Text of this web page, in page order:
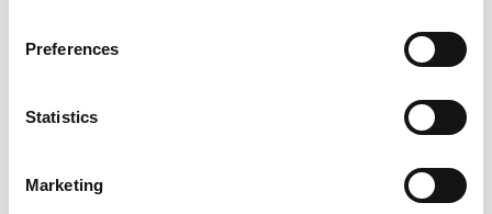
Preferences
Statistics
Marketing